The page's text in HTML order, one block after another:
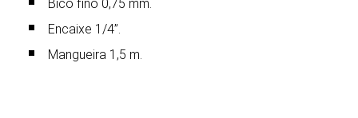
Bico fino 0,75 mm.
Encaixe 1/4”.
Mangueira 1,5 m.